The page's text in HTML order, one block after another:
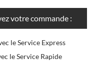
votre commande :
le Service Express
le Service Rapide